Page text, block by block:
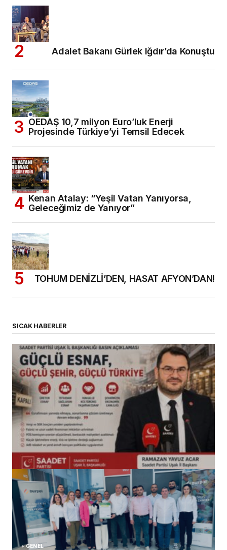
Adalet Bakanı Gürlek Iğdır’da Konuştu
OEDAŞ 10,7 milyon Euro’luk Enerji
Projesinde Türkiye’yi Temsil Edecek
Kenan Atalay: “Yeşil Vatan Yanıyorsa,
Geleceğimiz de Yanıyor”
TOHUM DENİZLİ’DEN, HASAT AFYON’DAN!
SICAK HABERLER
(başlıksız)
Alaattin Karahan tarafından 14/07/2026
GENEL